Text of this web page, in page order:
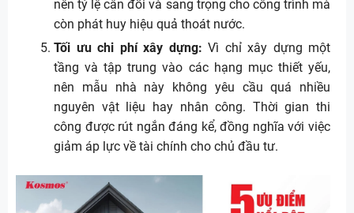
nên tỷ lệ cân đối và sang trọng cho công trình mà
còn phát huy hiệu quả thoát nước.
Tối ưu chi phí xây dựng: Vì chỉ xây dựng một
tầng và tập trung vào các hạng mục thiết yếu,
nên mẫu nhà này không yêu cầu quá nhiều
nguyên vật liệu hay nhân công. Thời gian thi
công được rút ngắn đáng kể, đồng nghĩa với việc
giảm áp lực về tài chính cho chủ đầu tư.